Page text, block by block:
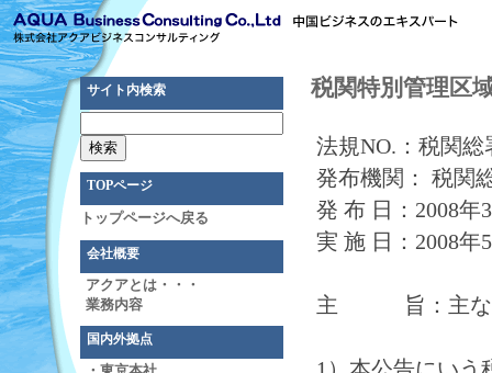
サイト内検索
TOPページ
トップページへ戻る
会社概要
アクアとは・・・
業務内容
国内外拠点
税関特別管理区
法規NO.：税関総
発布機関： 税関
発 布 日：2008年
実 施 日：2008年
主 旨：主な内